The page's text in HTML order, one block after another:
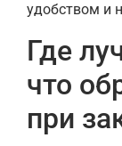
удобством и
Где
что
при